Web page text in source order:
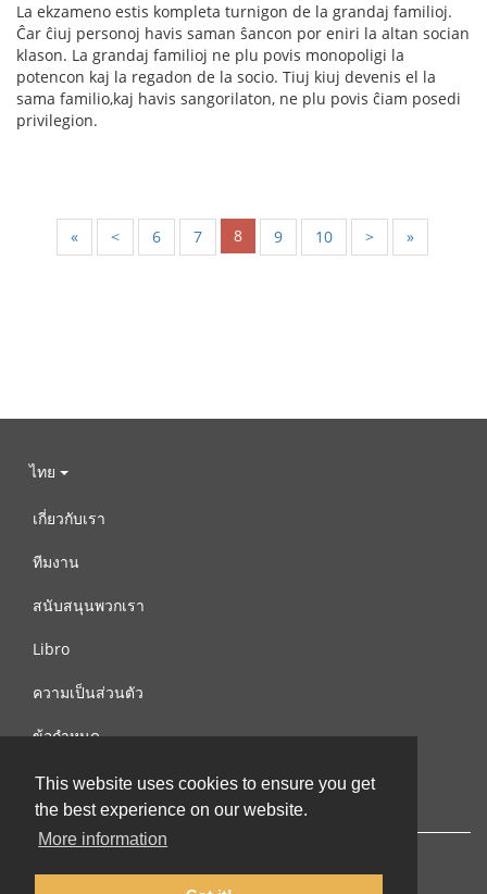
This website uses cookies to ensure you get
the best experience on our website.
More information
La ekzameno estis kompleta turnigon de la grandaj familioj.
Ĉar ĉiuj personoj havis saman ŝancon por eniri la altan socian
klason. La grandaj familioj ne plu povis monopoligi la
potencon kaj la regadon de la socio. Tiuj kiuj devenis el la
sama familio,kaj havis sangorilaton, ne plu povis ĉiam posedi
privilegion.
« < 6 7 8 9 10 > »
ไทย
เกี่ยวกับเรา
ทีมงาน
สนับสนุนพวกเรา
Libro
ความเป็นส่วนตัว
ข้อกำหนด
ติดต่อเรา